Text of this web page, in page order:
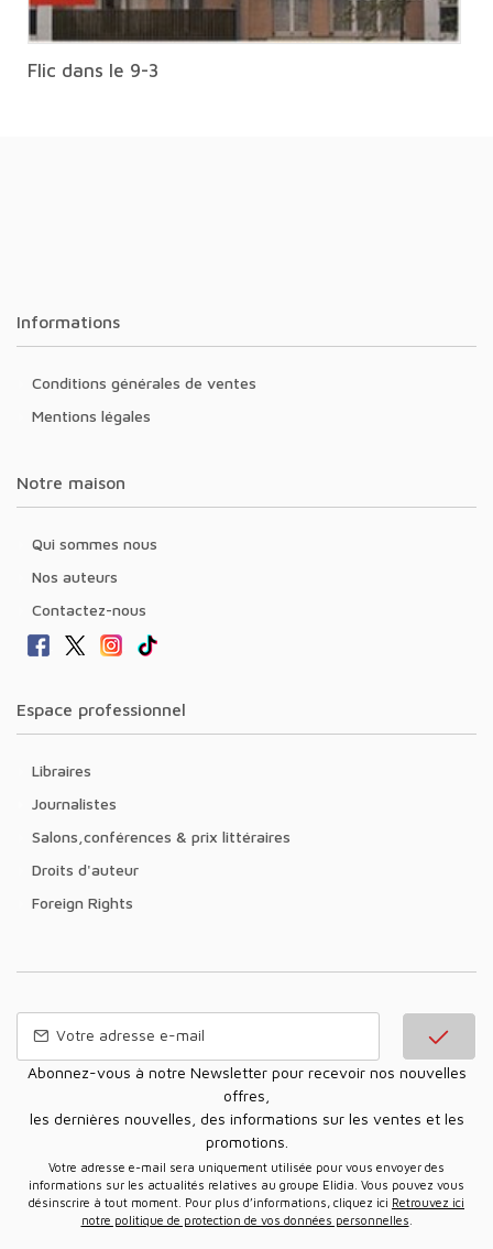
Flic dans le 9-3
Informations
Conditions générales de ventes
Mentions légales
Notre maison
Qui sommes nous
Nos auteurs
Contactez-nous
Espace professionnel
Libraires
Journalistes
Salons,conférences & prix littéraires
Droits d'auteur
Foreign Rights
Abonnez-vous à notre Newsletter pour recevoir nos nouvelles
offres,
les dernières nouvelles, des informations sur les ventes et les
promotions.
Votre adresse e-mail sera uniquement utilisée pour vous envoyer des
informations sur les actualités relatives au groupe Elidia. Vous pouvez vous
désinscrire à tout moment. Pour plus d’informations, cliquez ici Retrouvez ici
notre politique de protection de vos données personnelles